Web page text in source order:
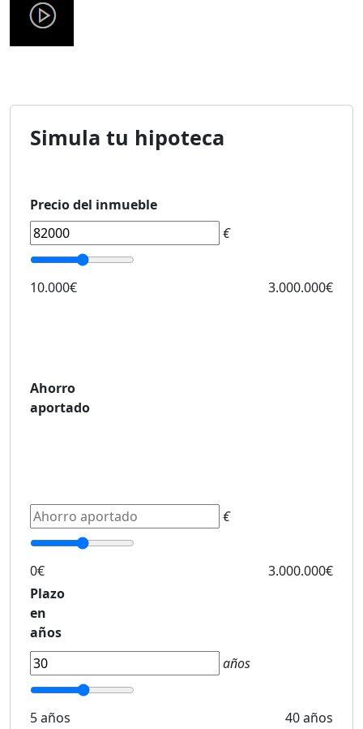
Simula tu hipoteca
Precio del inmueble
€
10.000€ 3.000.000€
Ahorro
aportado
€
0€
3.000.000€
Plazo
en
años
años
5 años
40 años